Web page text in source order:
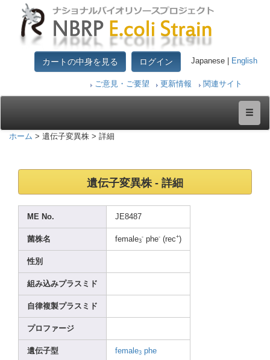
カートの中身を見る ログイン Japanese | English
ご意見・ご要望 更新情報 関連サイト
ホーム > 遺伝子変異株 > 詳細
遺伝子変異株 - 詳細
ME No. JE8487
菌株名 female3
- phe- (rec+)
性別
組み込みプラスミド
自律複製プラスミド
プロファージ
遺伝子型 female3 phe